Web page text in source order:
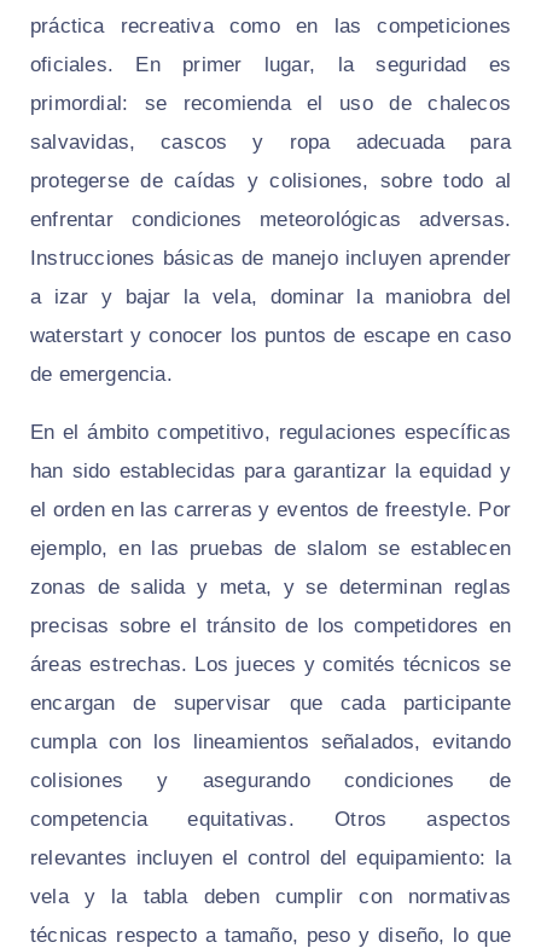
práctica recreativa como en las competiciones
oficiales. En primer lugar, la seguridad es
primordial: se recomienda el uso de chalecos
salvavidas, cascos y ropa adecuada para
protegerse de caídas y colisiones, sobre todo al
enfrentar condiciones meteorológicas adversas.
Instrucciones básicas de manejo incluyen aprender
a izar y bajar la vela, dominar la maniobra del
waterstart y conocer los puntos de escape en caso
de emergencia.
En el ámbito competitivo, regulaciones específicas
han sido establecidas para garantizar la equidad y
el orden en las carreras y eventos de freestyle. Por
ejemplo, en las pruebas de slalom se establecen
zonas de salida y meta, y se determinan reglas
precisas sobre el tránsito de los competidores en
áreas estrechas. Los jueces y comités técnicos se
encargan de supervisar que cada participante
cumpla con los lineamientos señalados, evitando
colisiones y asegurando condiciones de
competencia equitativas. Otros aspectos
relevantes incluyen el control del equipamiento: la
vela y la tabla deben cumplir con normativas
técnicas respecto a tamaño, peso y diseño, lo que